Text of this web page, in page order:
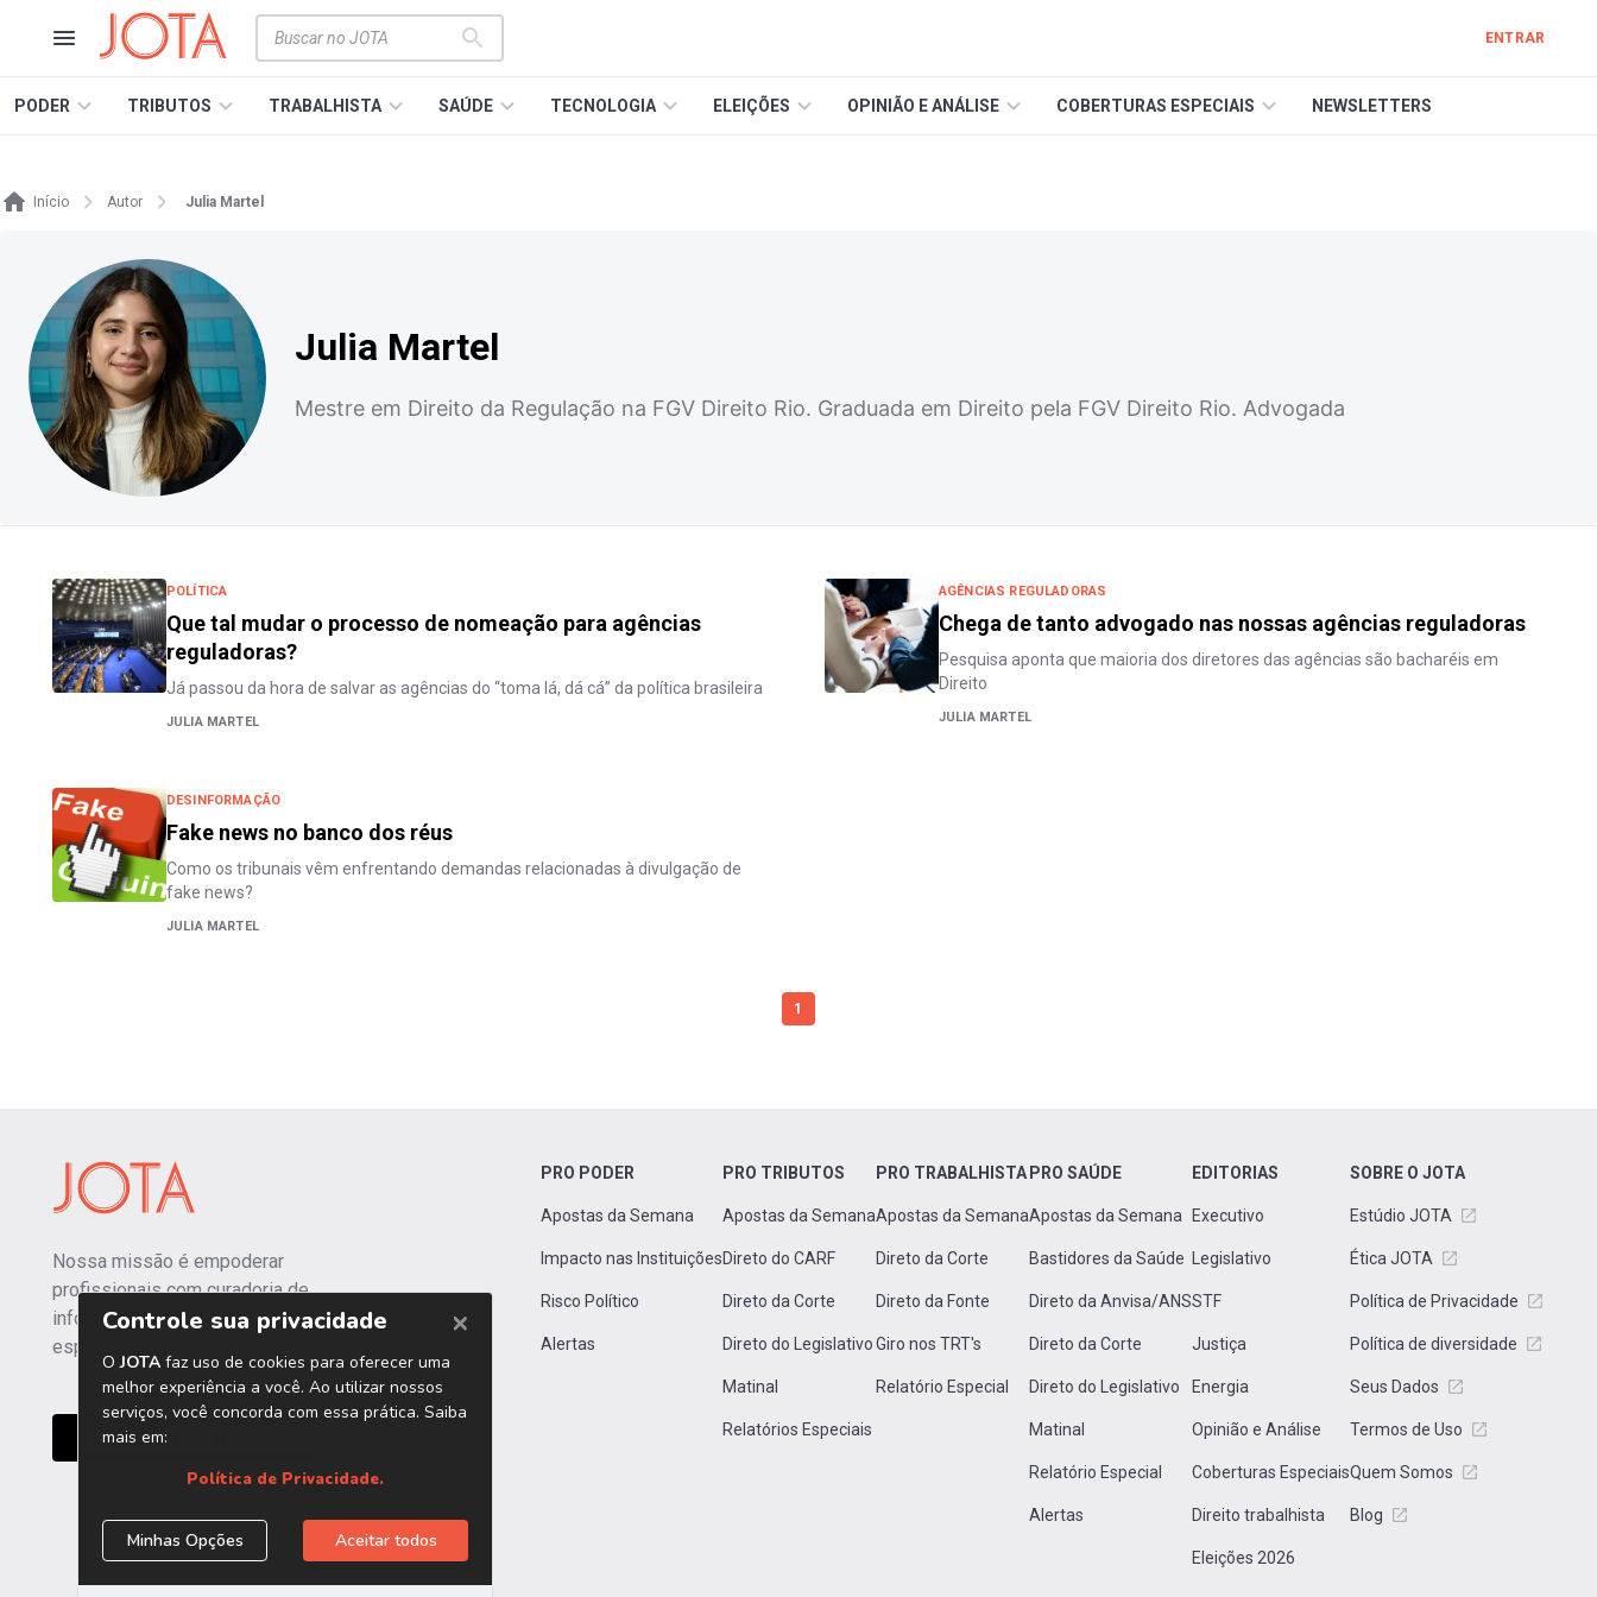
ENTRAR
PODER TRIBUTOS TRABALHISTA SAÚDE TECNOLOGIA ELEIÇÕES OPINIÃO E ANÁLISE COBERTURAS ESPECIAIS NEWSLETTERS
Início Autor Julia Martel
Julia Martel
Mestre em Direito da Regulação na FGV Direito Rio. Graduada em Direito pela FGV Direito Rio. Advogada
POLÍTICA
Que tal mudar o processo de nomeação para agências
reguladoras?
Já passou da hora de salvar as agências do “toma lá, dá cá” da política brasileira
JULIA MARTEL
AGÊNCIAS REGULADORAS
Chega de tanto advogado nas nossas agências reguladoras
Pesquisa aponta que maioria dos diretores das agências são bacharéis em
Direito
JULIA MARTEL
DESINFORMAÇÃO
Fake news no banco dos réus
Como os tribunais vêm enfrentando demandas relacionadas à divulgação de
fake news?
JULIA MARTEL
1
Nossa missão é empoderar
profissionais com curadoria de
informações independentes e
especializadas.
CONHEÇA O JOTA PRO
PRO PODER
Apostas da Semana
Impacto nas Instituições
Risco Político
Alertas
PRO TRIBUTOS
Apostas da Semana
Direto do CARF
Direto da Corte
Direto do Legislativo
Matinal
Relatórios Especiais
PRO TRABALHISTA
Apostas da Semana
Direto da Corte
Direto da Fonte
Giro nos TRT's
Relatório Especial
PRO SAÚDE
Apostas da Semana
Bastidores da Saúde
Direto da Anvisa/ANS
Direto da Corte
Direto do Legislativo
Matinal
Relatório Especial
Alertas
EDITORIAS
Executivo
Legislativo
STF
Justiça
Energia
Opinião e Análise
Coberturas Especiais
Direito trabalhista
Eleições 2026
SOBRE O JOTA
Estúdio JOTA
Ética JOTA
Política de Privacidade
Política de diversidade
Seus Dados
Termos de Uso
Quem Somos
Blog